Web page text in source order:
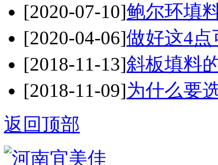
[2020-07-10]鲍尔环填
[2020-04-06]做好这4
[2018-11-13]斜板填料
[2018-11-09]为什么要
返回顶部